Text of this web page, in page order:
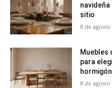
sitio
8 de agosto
Muebles
para
8 de agosto